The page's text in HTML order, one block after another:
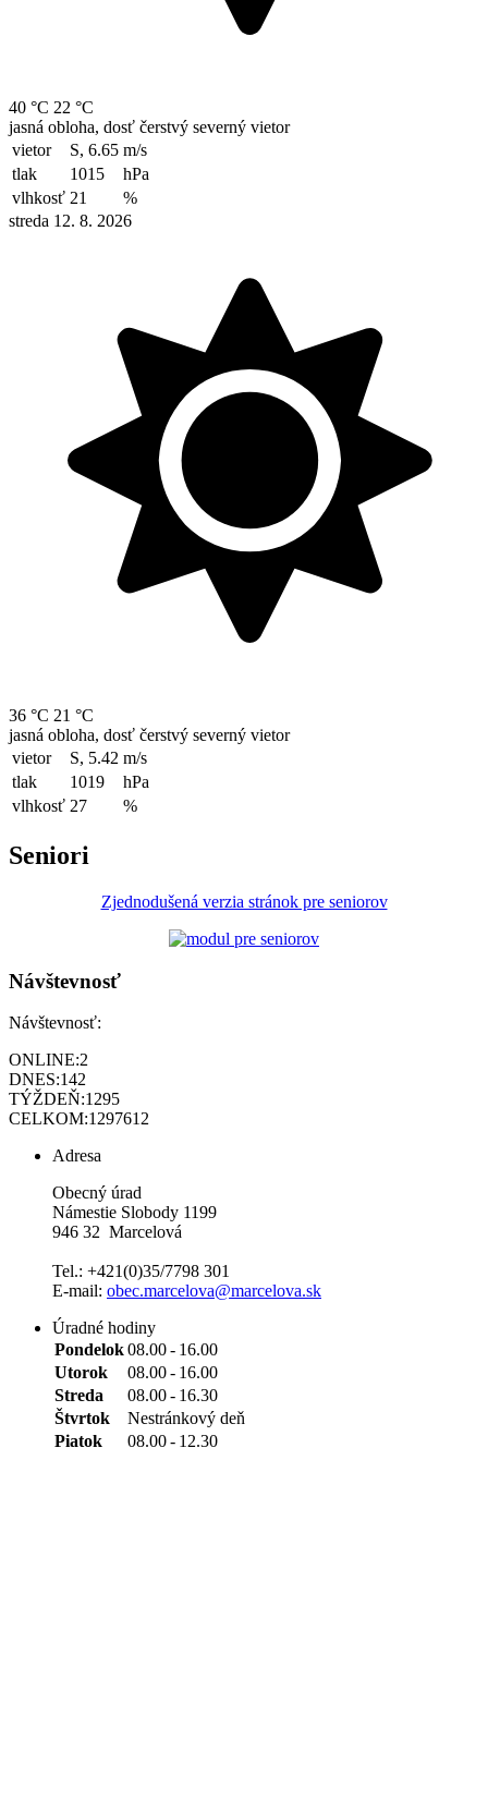
40 °C 22 °C
jasná obloha, dosť čerstvý severný vietor
vietor
S, 6.65 m/s
tlak
1015
hPa
vlhkosť 21
%
streda 12. 8. 2026
36 °C 21 °C
jasná obloha, dosť čerstvý severný vietor
vietor
S, 5.42 m/s
tlak
1019
hPa
vlhkosť 27 %
Seniori
Zjednodušená verzia stránok pre seniorov
Návštevnosť
Návštevnosť:
ONLINE:2
DNES:142
TÝŽDEŇ:1295
CELKOM:1297612
Adresa
Obecný úrad
Námestie Slobody 1199
946 32 Marcelová
Tel.: +421(0)35/7798 301
E-mail: obec.marcelova@marcelova.sk
Úradné hodiny
Pondelok08.00- 16.00
Utorok
08.00- 16.00
Streda
08.00- 16.30
Štvrtok
Nestránkový deň
Piatok
08.00- 12.30